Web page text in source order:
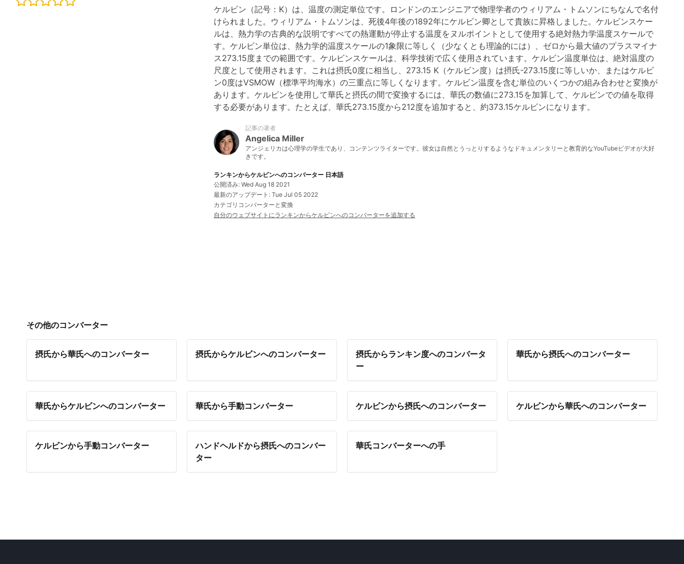
ケルビン（記号：K）は、温度の測定単位です。ロンドンのエンジニアで物理学者のウィリアム・トムソンにちなんで名付
けられました。ウィリアム・トムソンは、死後4年後の1892年にケルビン卿として貴族に昇格しました。ケルビンスケー
ルは、熱力学の古典的な説明ですべての熱運動が停止する温度をヌルポイントとして使用する絶対熱力学温度スケールで
す。ケルビン単位は、熱力学的温度スケールの1象限に等しく（少なくとも理論的には）、ゼロから最大値のプラスマイナ
ス273.15度までの範囲です。ケルビンスケールは、科学技術で広く使用されています。ケルビン温度単位は、絶対温度の
尺度として使用されます。これは摂氏0度に相当し、273.15 K（ケルビン度）は摂氏-273.15度に等しいか、またはケルビ
ン0度はVSMOW（標準平均海水）の三重点に等しくなります。ケルビン温度を含む単位のいくつかの組み合わせと変換が
あります。ケルビンを使用して華氏と摂氏の間で変換するには、華氏の数値に273.15を加算して、ケルビンでの値を取得
する必要があります。たとえば、華氏273.15度から212度を追加すると、約373.15ケルビンになります。
記事の著者
Angelica Miller
アンジェリカは心理学の学生であり、コンテンツライターです。彼女は自然とうっとりするようなドキュメンタリーと教育的なYouTubeビデオが大好
きです。
ランキンからケルビンへのコンバーター 日本語
公開済み: Wed Aug 18 2021
最新のアップデート: Tue Jul 05 2022
カテゴリコンバーターと変換
自分のウェブサイトにランキンからケルビンへのコンバーターを追加する
その他のコンバーター
摂氏から華氏へのコンバーター 摂氏からケルビンへのコンバーター
摂氏からランキン度へのコンバータ
ー
華氏から摂氏へのコンバーター
華氏からケルビンへのコンバーター 華氏から手動コンバーター ケルビンから摂氏へのコンバーター ケルビンから華氏へのコンバーター
ケルビンから手動コンバーター
ハンドヘルドから摂氏へのコンバー
ター
華氏コンバーターへの手